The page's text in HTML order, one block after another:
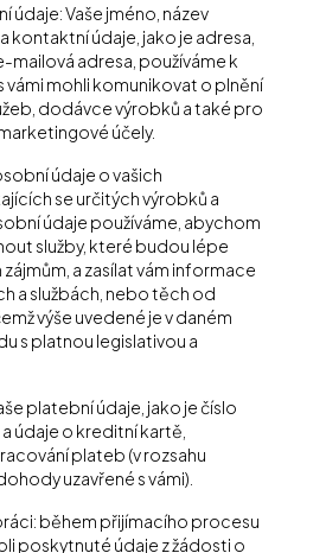
údaje: Vaše jméno, název
kontaktní údaje, jako je adresa,
mailová adresa, používáme k
vámi mohli komunikovat o plnění
dodávce výrobků a také pro
účely.
údaje o vašich
se určitých výrobků a
údaje používáme, abychom
služby, které budou lépe
a zasílat vám informace
a službách, nebo těch od
výše uvedené je v daném
s platnou legislativou a
platební údaje, jako je číslo
údaje o kreditní kartě,
plateb (v rozsahu
uzavřené s vámi).
během přijímacího procesu
poskytnuté údaje z žádosti o